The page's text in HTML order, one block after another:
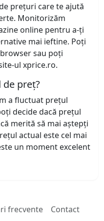
prețuri care te ajută
Monitorizăm
online pentru a-ți
mai ieftine. Poți
sau poți
ul xprice.ro.
preț?
a fluctuat prețul
decide dacă prețul
merită să mai aștepți
actual este cel mai
un moment excelent
frecvente Contact